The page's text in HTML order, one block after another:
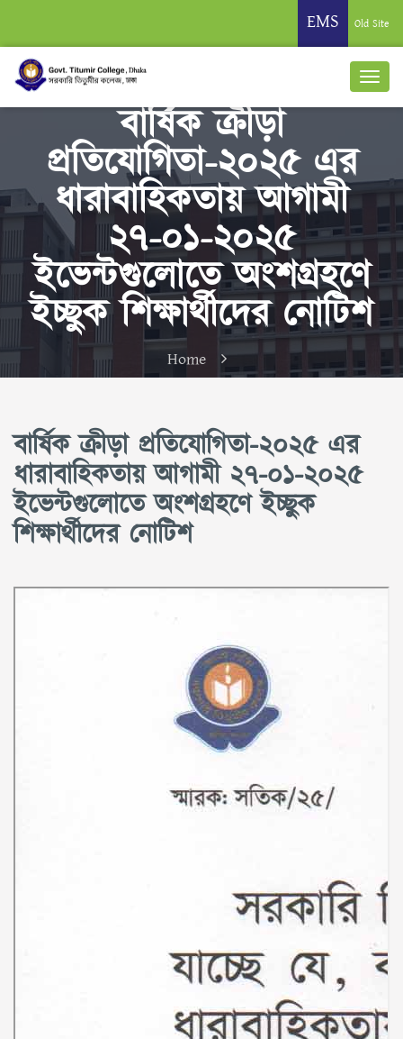
EMS Old Site
বার্ষিক ক্রীড়া
প্রতিযোগিতা-২০২৫ এর
ধারাবাহিকতায় আগামী
২৭-০১-২০২৫
ইভেন্টগুলোতে অংশগ্রহণে
ইচ্ছুক শিক্ষার্থীদের নোটিশ
Home
বার্ষিক ক্রীড়া প্রতিযোগিতা-২০২৫ এর
ধারাবাহিকতায় আগামী ২৭-০১-২০২৫
ইভেন্টগুলোতে অংশগ্রহণে ইচ্ছুক
শিক্ষার্থীদের নোটিশ